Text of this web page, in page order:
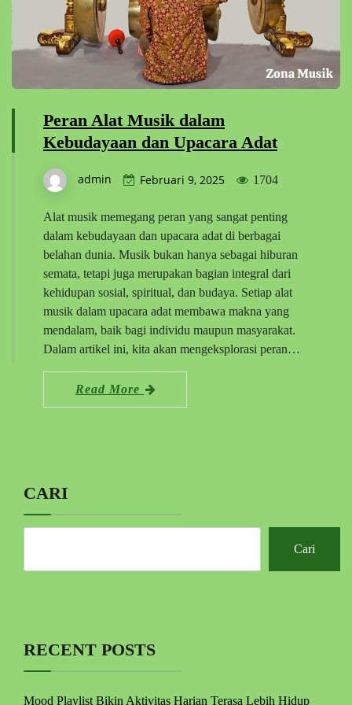
Peran Alat Musik dalam
Kebudayaan dan Upacara Adat
admin Februari 9, 2025 1704
Alat musik memegang peran yang sangat penting
dalam kebudayaan dan upacara adat di berbagai
belahan dunia. Musik bukan hanya sebagai hiburan
semata, tetapi juga merupakan bagian integral dari
kehidupan sosial, spiritual, dan budaya. Setiap alat
musik dalam upacara adat membawa makna yang
mendalam, baik bagi individu maupun masyarakat.
Dalam artikel ini, kita akan mengeksplorasi peran…
Read More
CARI
Cari
RECENT POSTS
Mood Playlist Bikin Aktivitas Harian Terasa Lebih Hidup